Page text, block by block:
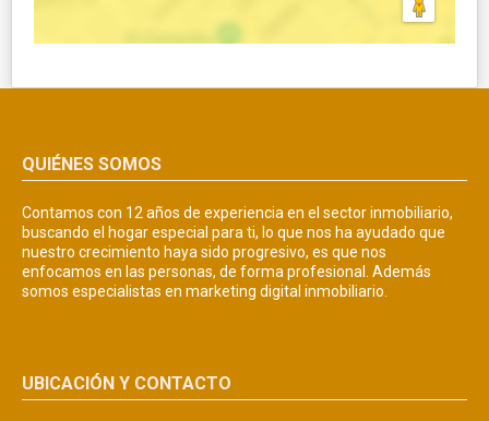
QUIÉNES SOMOS
Contamos con 12 años de experiencia en el sector inmobiliario,
buscando el hogar especial para ti, lo que nos ha ayudado que
nuestro crecimiento haya sido progresivo, es que nos
enfocamos en las personas, de forma profesional. Además
somos especialistas en marketing digital inmobiliario.
UBICACIÓN Y CONTACTO